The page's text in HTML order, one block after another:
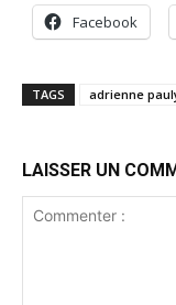
Facebook
TAGS adrienne
LAISSER UN